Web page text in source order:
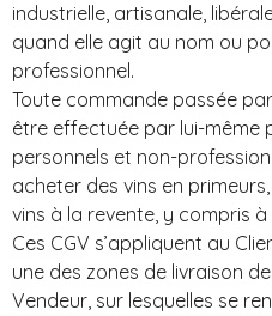
industrielle, artisanale,
quand elle agit au nom ou
professionnel.
Toute commande passée
être effectuée par lui-même
personnels et non-
acheter des vins en
vins à la revente, y compris à
Ces CGV s’appliquent au
une des zones de livraison
Vendeur, sur lesquelles se